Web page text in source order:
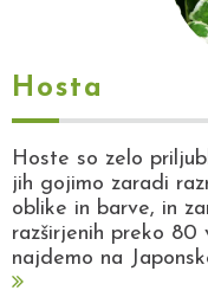
Hosta
Hoste so zelo
jih gojimo zaradi
oblike in barve, in
razširjenih preko
najdemo na